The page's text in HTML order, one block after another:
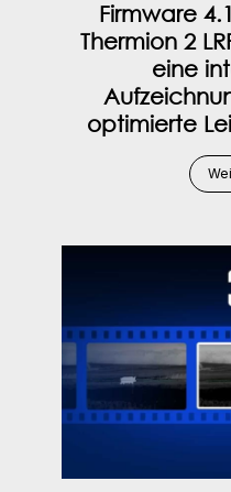
Firmware
Thermion 2
eine
optimierte